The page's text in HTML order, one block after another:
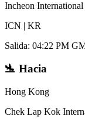
Incheon
ICN | KR
Salida: 04:22 PM
🛬 Hacia
Hong Kong
Chek Lap Kok